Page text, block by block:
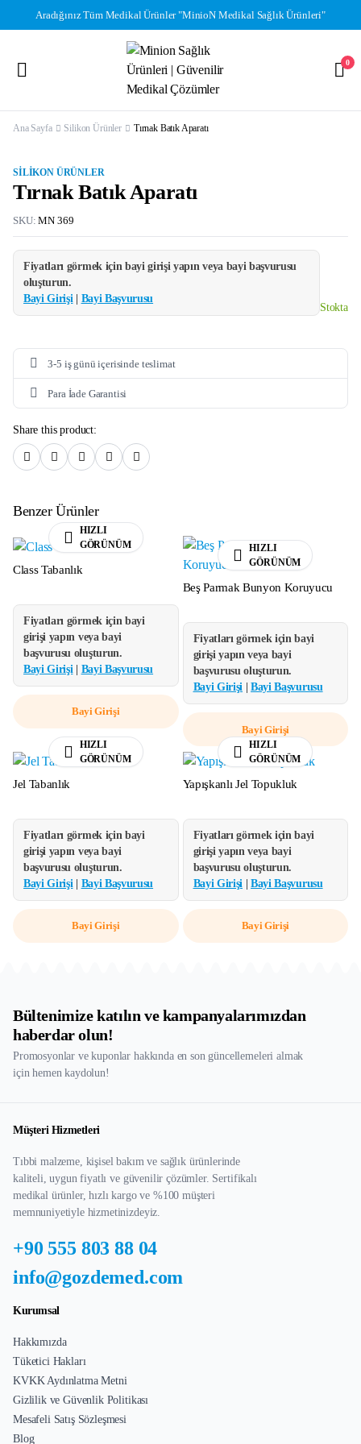
Aradığınız Tüm Medikal Ürünler "MinioN Medikal Sağlık Ürünleri"
0
Ana Sayfa Silikon Ürünler Tırnak Batık Aparatı
SILIKON ÜRÜNLER
Tırnak Batık Aparatı
SKU: MN 369
Fiyatları görmek için bayi girişi yapın veya bayi başvurusu
oluşturun.
Bayi Girişi
Bayi Başvurusu
Stokta
3-5 iş günü içerisinde teslimat
Para İade Garantisi
Share this product:
Benzer Ürünler
HIZLI
GÖRÜNÜM
Class Tabanlık
Fiyatları görmek için bayi
girişi yapın veya bayi
başvurusu oluşturun.
Bayi Girişi | Bayi Başvurusu
Bayi Girişi
HIZLI
GÖRÜNÜM
Beş Parmak Bunyon Koruyucu
Fiyatları görmek için bayi
girişi yapın veya bayi
başvurusu oluşturun.
Bayi Girişi
|Bayi Başvurusu
Bayi Girişi
HIZLI
GÖRÜNÜM
Jel Tabanlık
Fiyatları görmek için bayi
girişi yapın veya bayi
başvurusu oluşturun.
Bayi Girişi | Bayi Başvurusu
Bayi Girişi
HIZLI
GÖRÜNÜM
Yapışkanlı Jel Topukluk
Fiyatları görmek için bayi
girişi yapın veya bayi
başvurusu oluşturun.
Bayi Girişi |Bayi Başvurusu
Bayi Girişi
Bültenimize katılın ve kampanyalarımızdan
haberdar olun!
Promosyonlar ve kuponlar hakkında en son güncellemeleri almak
için hemen kaydolun!
Müşteri Hizmetleri
Tıbbi malzeme, kişisel bakım ve sağlık ürünlerinde
kaliteli, uygun fiyatlı ve güvenilir çözümler. Sertifikalı
medikal ürünler, hızlı kargo ve %100 müşteri
memnuniyetiyle hizmetinizdeyiz.
+90 555 803 88 04
info@gozdemed.com
Kurumsal
Hakkımızda
Tüketici Hakları
KVKK Aydınlatma Metni
Gizlilik ve Güvenlik Politikası
Mesafeli Satış Sözleşmesi
Blog